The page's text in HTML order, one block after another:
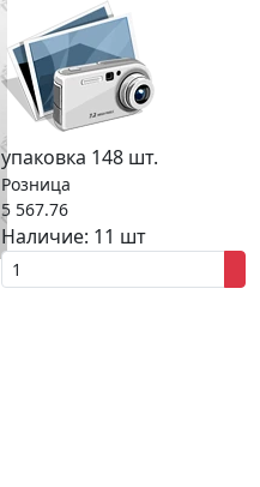
упаковка 148 шт.
Розница
5 567.76
Наличие: 11 шт